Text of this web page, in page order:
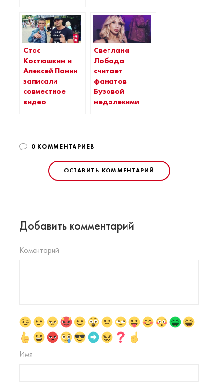
Стас
Костюшкин и
Алексей Панин
записали
совместное
видео
Светлана
Лобода
считает
фанатов
Бузовой
недалекими
0 КОММЕНТАРИЕВ
ОСТАВИТЬ КОММЕНТАРИЙ
Добавить комментарий
Коментарий
Имя